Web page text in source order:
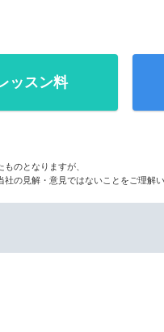
ッスン料
のとなりますが、
の見解・意見ではないことをご理解